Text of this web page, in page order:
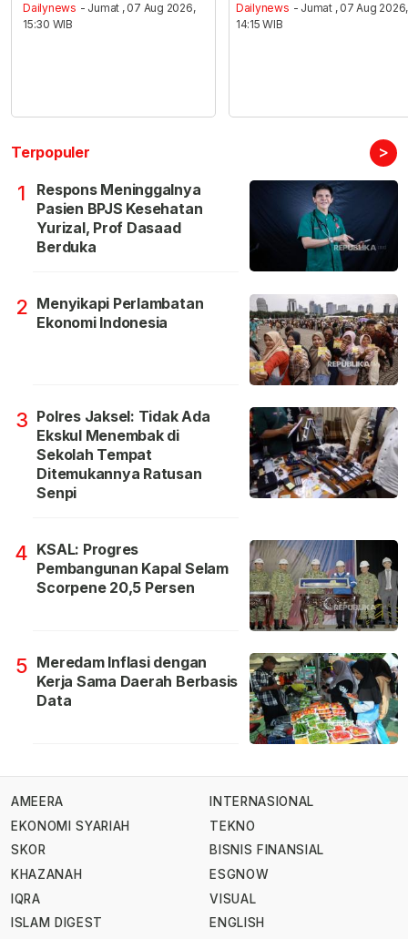
Dailynews - Jumat , 07 Aug 2026,
15:30 WIB
Dailynews - Jumat , 07 Aug 2026,
14:15 WIB
Terpopuler >
1
Respons Meninggalnya
Pasien BPJS Kesehatan
Yurizal, Prof Dasaad
Berduka
2 Menyikapi Perlambatan
Ekonomi Indonesia
3 Polres Jaksel: Tidak Ada
Ekskul Menembak di
Sekolah Tempat
Ditemukannya Ratusan
Senpi
4 KSAL: Progres
Pembangunan Kapal Selam
Scorpene 20,5 Persen
5 Meredam Inflasi dengan
Kerja Sama Daerah Berbasis
Data
AMEERA
EKONOMI SYARIAH
SKOR
KHAZANAH
IQRA
ISLAM DIGEST
INTERNASIONAL
TEKNO
BISNIS FINANSIAL
ESGNOW
VISUAL
ENGLISH